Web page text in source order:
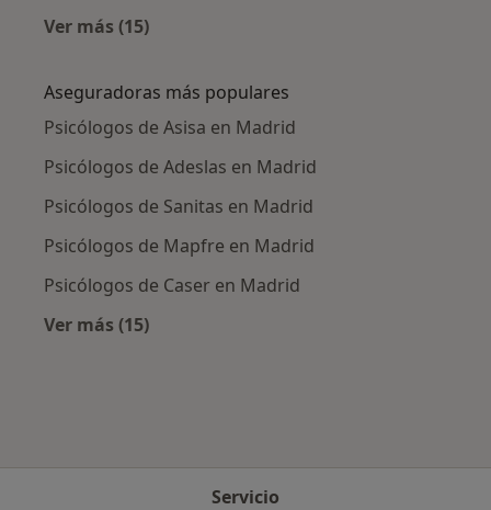
Ver más (15)
Aseguradoras más populares
Psicólogos de Asisa en Madrid
Psicólogos de Adeslas en Madrid
Psicólogos de Sanitas en Madrid
Psicólogos de Mapfre en Madrid
Psicólogos de Caser en Madrid
Ver más (15)
Servicio